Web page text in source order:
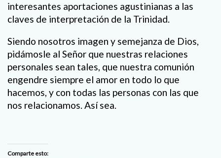
interesantes aportaciones agustinianas a las
claves de interpretación de la Trinidad.
Siendo nosotros imagen y semejanza de Dios,
pidámosle al Señor que nuestras relaciones
personales sean tales, que nuestra comunión
engendre siempre el amor en todo lo que
hacemos, y con todas las personas con las que
nos relacionamos. Así sea.
Comparte esto: